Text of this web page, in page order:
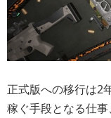
正式版への移行は2
稼ぐ手段となる仕